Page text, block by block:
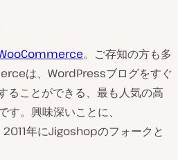
。ご存知の方も多
は、WordPressブログをすぐ
ることができる、最も人気の高
。興味深いことに、
年にJigoshopのフォークと